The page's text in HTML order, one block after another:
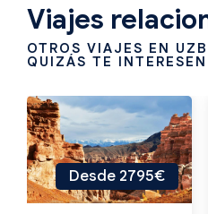
Viajes
OTROS VIAJES EN
QUIZÁS TE INTERESEN
Desde 2795€